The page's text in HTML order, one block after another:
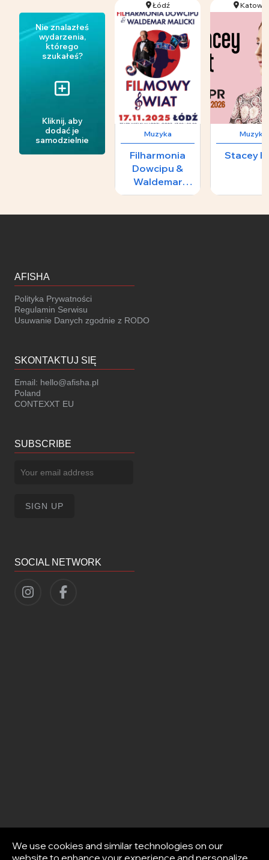
Nie znalazłeś
wydarzenia,
którego
szukałeś?
Kliknij, aby
dodać je
samodzielnie
Łódź
Muzyka
Filharmonia
Dowcipu &
Waldemar
Malicki -
Muzyka
Stacey
AFISHA
Polityka Prywatności
Regulamin Serwisu
Usuwanie Danych zgodnie z RODO
SKONTAKTUJ SIĘ
Email: hello@afisha.pl
Poland
CONTEXXT EU
SUBSCRIBE
SOCIAL NETWORK
We use cookies and similar technologies on our
website to enhance your experience and personalize